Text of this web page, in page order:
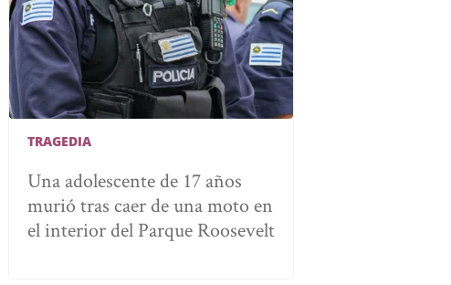
TRAGEDIA
Una adolescente de 17 años
murió tras caer de una moto en
el interior del Parque Roosevelt